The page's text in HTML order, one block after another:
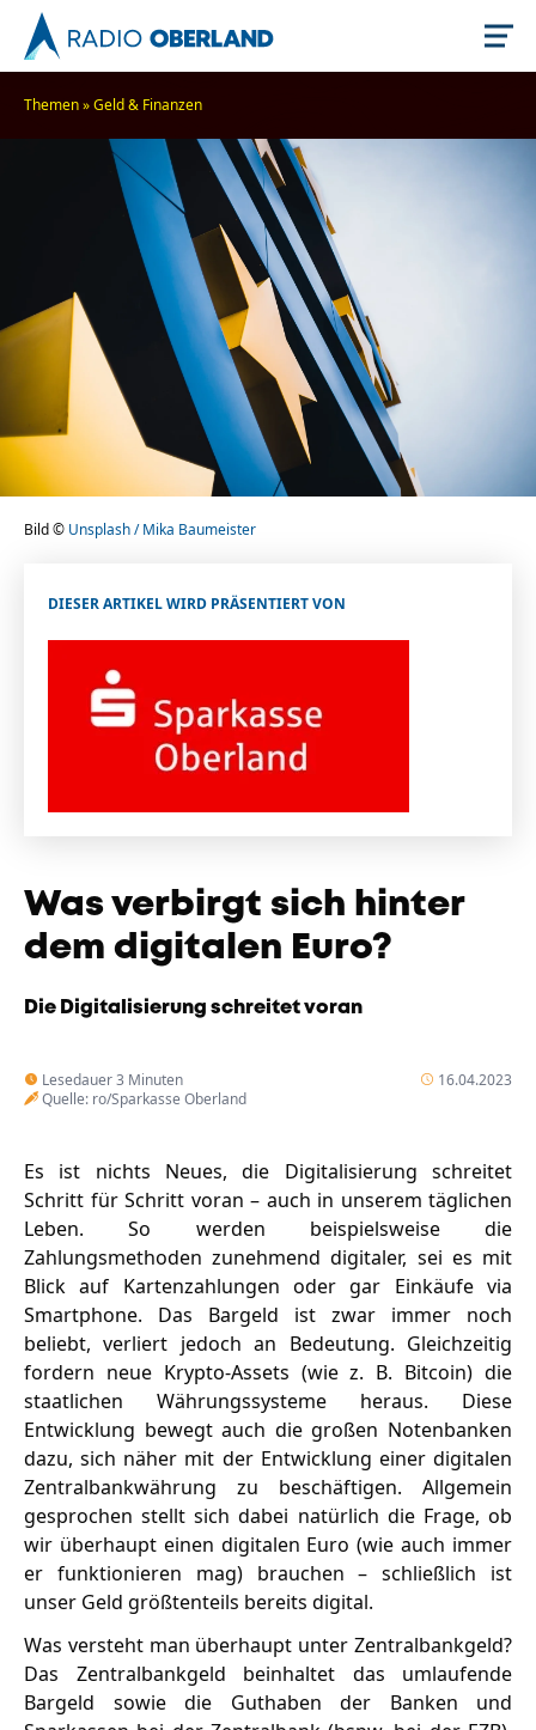
Newsreader
Stellenangebote
Fotobox
Amphibienschutz
Team
Programm
Zeit fürs Oberland
Handwerker
Themen»Geld & Finanzen
Bild © Unsplash / Mika Baumeister
DIESER ARTIKEL WIRD PRÄSENTIERT VON
Was verbirgt sich hinter
dem digitalen Euro?
Die Digitalisierung schreitet voran
Lesedauer 3 Minuten
Quelle: ro/Sparkasse Oberland
16.04.2023
Es ist nichts Neues, die Digitalisierung schreitet
Schritt für Schritt voran – auch in unserem täglichen
Leben. So werden beispielsweise die
Zahlungsmethoden zunehmend digitaler, sei es mit
Blick auf Kartenzahlungen oder gar Einkäufe via
Smartphone. Das Bargeld ist zwar immer noch
beliebt, verliert jedoch an Bedeutung. Gleichzeitig
fordern neue Krypto-Assets (wie z. B. Bitcoin) die
staatlichen Währungssysteme heraus. Diese
Entwicklung bewegt auch die großen Notenbanken
dazu, sich näher mit der Entwicklung einer digitalen
Zentralbankwährung zu beschäftigen. Allgemein
gesprochen stellt sich dabei natürlich die Frage, ob
wir überhaupt einen digitalen Euro (wie auch immer
er funktionieren mag) brauchen – schließlich ist
unser Geld größtenteils bereits digital.
Was versteht man überhaupt unter Zentralbankgeld?
Das Zentralbankgeld beinhaltet das umlaufende
Bargeld sowie die Guthaben der Banken und